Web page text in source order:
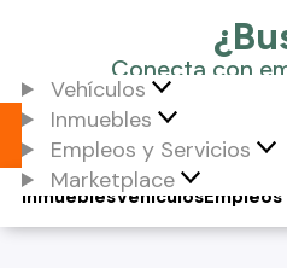
Vehículos
Inmuebles
Empleos y Servicios
Marketplace
Vehículos
Inmuebles